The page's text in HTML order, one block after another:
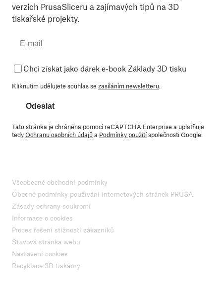
verzích PrusaSliceru a zajímavých tipů na 3D
tiskařské projekty.
Chci získat jako dárek e-book Základy 3D tisku
Kliknutím udělujete souhlas se zasíláním newsletteru
Odeslat
Tato stránka je chráněna pomocí reCAPTCHA Enterprise a uplatňuje
tedyOchranu osobních údajůa Podmínky použitíspolečnosti Google.
Všeobecné obchodní podmínky
Obecné podmínky používání internetových stránek PRUSA
Zásady ochrany soukromí
Informace o cookies
Proces řešení stížností zákazníků
Stavová stránka webu
Nastavení cookies
Recyklace 3D tiskárny